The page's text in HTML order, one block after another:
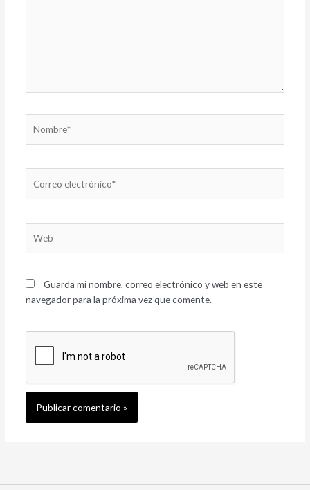
electrónico*
Guarda mi nombre, correo electrónico y web en este
navegador para la próxima vez que comente.